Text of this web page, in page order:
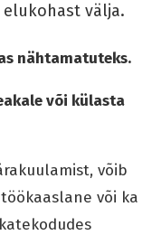
välja.
nähtamatuteks.
või külasta
võib
või ka